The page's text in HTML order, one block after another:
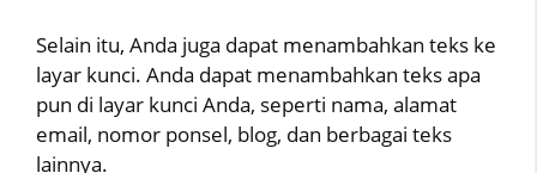
Selain itu, Anda juga dapat menambahkan teks ke
layar kunci. Anda dapat menambahkan teks apa
pun di layar kunci Anda, seperti nama, alamat
email, nomor ponsel, blog, dan berbagai teks
lainnya.